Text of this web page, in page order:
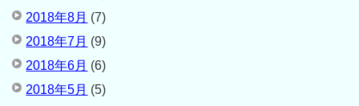
2018年8月 (7)
2018年7月 (9)
2018年6月 (6)
2018年5月 (5)